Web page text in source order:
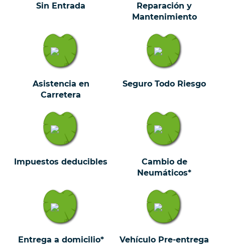
Sin Entrada
Reparación y
Mantenimiento
Asistencia en
Carretera
Seguro Todo Riesgo
Impuestos deducibles
Cambio de
Neumáticos*
Entrega a domicilio* Vehículo Pre-entrega